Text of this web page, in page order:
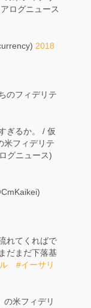
ログニュース
2018
のフィデリテ
ぎるか。 / 仮
フィデリテ
グニュース)
れてくればで
だまだ下落基
#イーサリ
米フィデリ